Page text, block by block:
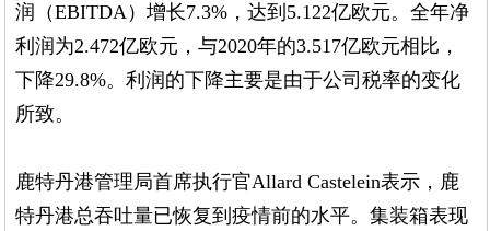
润（EBITDA）增长7.3%，达到5.122亿欧元。全年净
利润为2.472亿欧元，与2020年的3.517亿欧元相比，
下降29.8%。利润的下降主要是由于公司税率的变化
所致。
鹿特丹港管理局首席执行官Allard Castelein表示，鹿
特丹港总吞吐量已恢复到疫情前的水平。集装箱表现